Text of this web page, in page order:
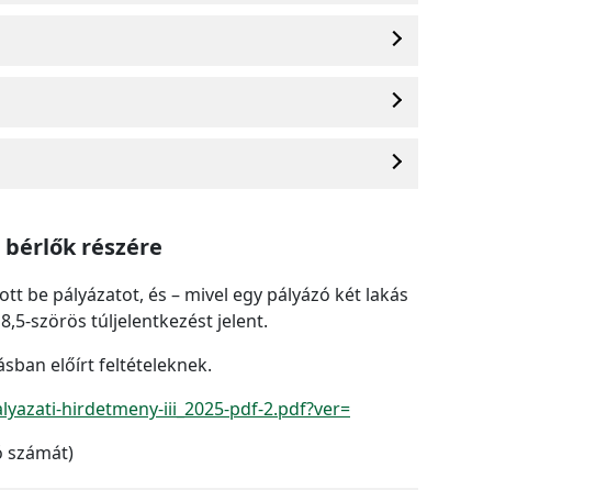
részére
be pályázatot, és – mivel egy pályázó két lakás
8,5-szörös túljelentkezést jelent.
előírt feltételeknek.
hirdetmeny-iii_2025-pdf-2.pdf?ver=
számát)